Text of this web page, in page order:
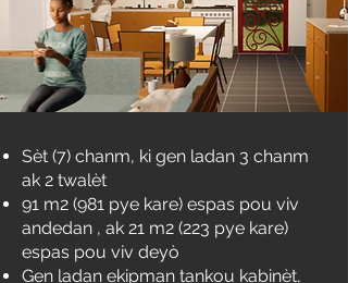
Sèt (7) chanm, ki gen ladan 3 chanm
ak 2 twalèt
91 m2 (981 pye kare) espas pou viv
andedan , ak 21 m2 (223 pye kare)
espas pou viv deyò
Gen ladan ekipman tankou kabinèt,